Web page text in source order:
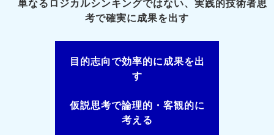
単なるロジカルシンキングではない、実践的技術者思
考で確実に成果を出す
目的志向で効率的に成果を出
す
仮説思考で論理的・客観的に
考える